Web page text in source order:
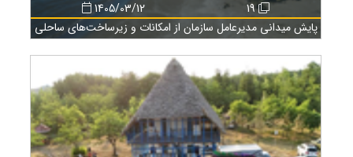
19
1405/03/12
پایش میدانی مدیرعامل سازمان از امکانات و زیرساخت‌های ساحلی